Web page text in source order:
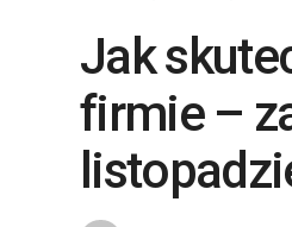
Jak
firmie –